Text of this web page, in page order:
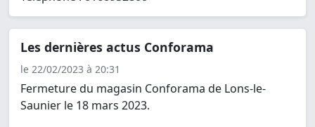
Les dernières actus Conforama
le 22/02/2023 à 20:31
Fermeture du magasin Conforama de Lons-le-
Saunier le 18 mars 2023.